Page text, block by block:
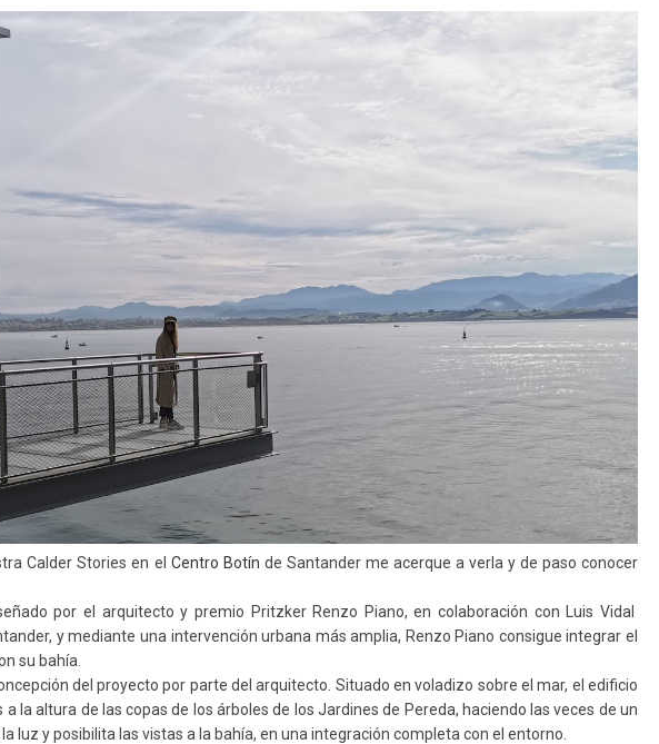
Calder Stories en el Centro Botín de Santander me acerque a verla y de paso conocer
por el arquitecto y premio Pritzker Renzo Piano, en colaboración con Luis Vidal
y mediante una intervención urbana más amplia, Renzo Piano consigue integrar el
su bahía.
del proyecto por parte del arquitecto. Situado en voladizo sobre el mar, el edificio
la altura de las copas de los árboles de los Jardines de Pereda, haciendo las veces de un
luz y posibilita las vistas a la bahía, en una integración completa con el entorno.